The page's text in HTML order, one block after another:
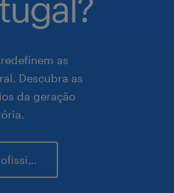
as
Descubra as
da geração
genZ e o sucesso profissional